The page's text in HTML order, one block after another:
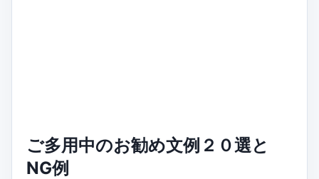
ご多用中のお勧め文例２０選と
NG例